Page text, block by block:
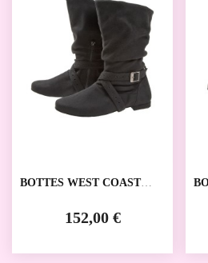
BOTTES WEST COAST
DIAMANT152,00 €